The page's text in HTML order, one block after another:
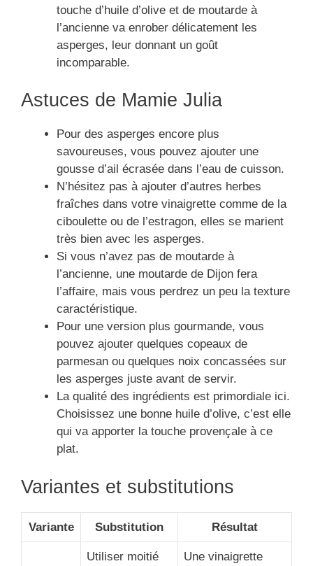
touche d’huile d’olive et de moutarde à
l’ancienne va enrober délicatement les
asperges, leur donnant un goût
incomparable.
Astuces de Mamie Julia
Pour des asperges encore plus
savoureuses, vous pouvez ajouter une
gousse d’ail écrasée dans l’eau de cuisson.
N’hésitez pas à ajouter d’autres herbes
fraîches dans votre vinaigrette comme de la
ciboulette ou de l’estragon, elles se marient
très bien avec les asperges.
Si vous n’avez pas de moutarde à
l’ancienne, une moutarde de Dijon fera
l’affaire, mais vous perdrez un peu la texture
caractéristique.
Pour une version plus gourmande, vous
pouvez ajouter quelques copeaux de
parmesan ou quelques noix concassées sur
les asperges juste avant de servir.
La qualité des ingrédients est primordiale ici.
Choisissez une bonne huile d’olive, c’est elle
qui va apporter la touche provençale à ce
plat.
Variantes et substitutions
Variante Substitution Résultat
Utiliser moitié
Une vinaigrette